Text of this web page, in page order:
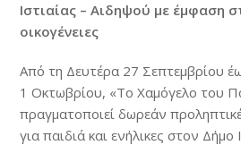
Ιστιαίας – Αιδηψού με έμφαση
οικογένειες
Από τη Δευτέρα 27 Σεπτεμβρίου
1 Οκτωβρίου, «Το Χαμόγελο του
πραγματοποιεί δωρεάν
για παιδιά και ενήλικες στον Δήμο